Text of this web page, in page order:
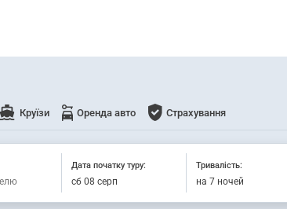
Круїзи Оренда авто Страхування
Дата початку туру: Тривалість: